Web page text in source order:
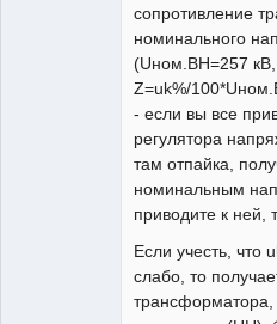
сопротивление
номинального
(Uном.ВН=257 кВ,
Z=uk%/
- если вы все
регулятора
там отпайка,
номинальным
приводите к ней,
Если учесть, что
слабо, то
трансформатора,